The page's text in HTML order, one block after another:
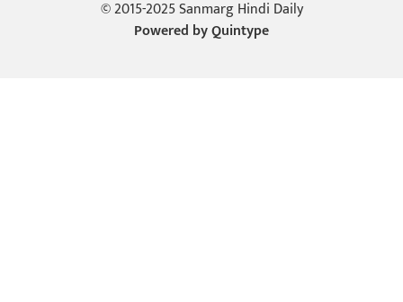
© 2015-2025 Sanmarg Hindi Daily
Powered byQuintype